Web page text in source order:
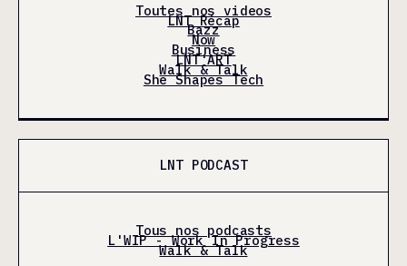
Toutes nos videos
LNT Récap
Bazz
Now
Business
LNT'ART
Walk & Talk
She Shapes Tech
LNT PODCAST
Tous nos podcasts
L'WIP - Work In Progress
Walk & Talk